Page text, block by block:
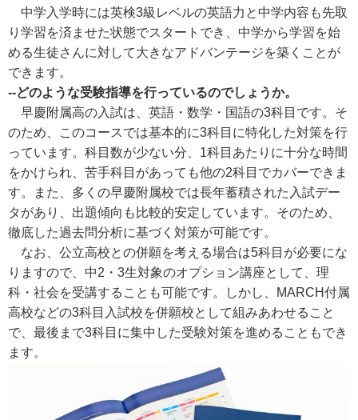
中学入学時には英検3級レベルの英語力と中学内容も先取
り学習を済ませた状態でスタートでき、中学から学習を始
める生徒さんに対して大きなアドバンテージを築くことが
できます。
--どのような受験指導を行っているのでしょうか。
早慶附属高の入試は、英語・数学・国語の3科目です。そ
のため、このコースでは基本的に3科目に特化した対策を行
っています。科目数が少ない分、1科目あたりに十分な時間
をかけられ、苦手科目があっても他の2科目でカバーできま
す。また、多くの早慶附属校では長年蓄積された入試デー
タがあり、出題傾向も比較的安定しています。そのため、
徹底した過去問分析に基づく対策が可能です。
なお、公立高校との併願を考える場合は5科目が必要にな
りますので、中2・3生対象のオプション講座として、理
科・社会を受講することも可能です。しかし、MARCH付属
高校などの3科目入試校を併願校として組みあわせること
で、最後まで3科目に集中した受験対策を進めることもでき
ます。